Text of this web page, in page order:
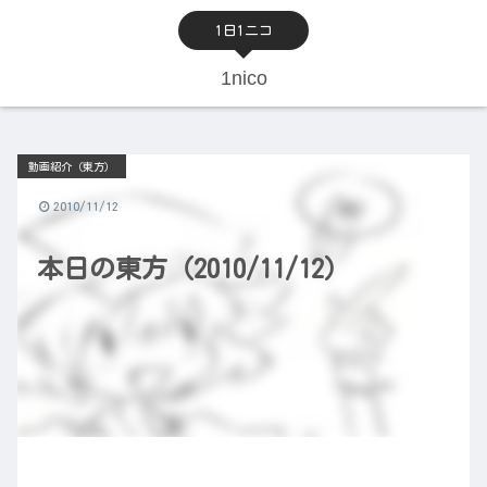
1日1ニコ
1nico
本日の東方（2010/11/12）
動画紹介（東方）
2010/11/12